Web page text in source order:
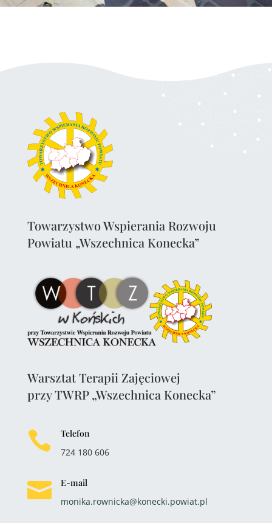
Towarzystwo Wspierania Rozwoju
Powiatu „Wszechnica Konecka”
Warsztat Terapii Zajęciowej
przy TWRP „Wszechnica Konecka”

Telefon
724 180 606

E-mail
monika.rownicka@konecki.powiat.pl